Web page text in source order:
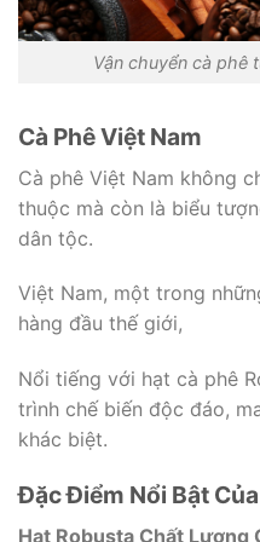
Vận chuyển cà phê
Cà Phê Việt Nam
Cà phê Việt Nam không
thuộc mà còn là biểu
dân tộc.
Việt Nam, một trong
hàng đầu thế giới,
Nổi tiếng với hạt cà phê
trình chế biến độc đáo,
khác biệt.
Đặc Điểm Nổi Bật
Hạt Robusta Chất Lượng